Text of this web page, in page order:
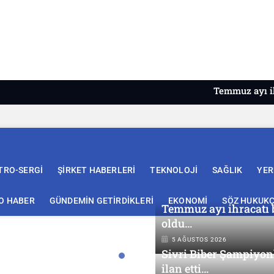
Temmuz ayı ihracatı
SERGİ ŞİRKET HABERLERİ TEKNOLOJİ SAĞLIK
HABER GÜNDEMİN GETİRDİKLERİ EKONOMİ SÖZ
Temmuz ayı ihracatı
oldu…
5 AĞUSTOS 2026
Sivri Biber
ilan etti…